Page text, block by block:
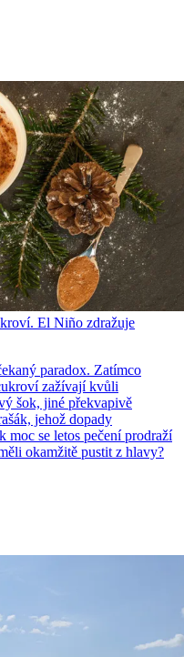
El Niño zdražuje
paradox. Zatímco
zažívají kvůli
šok, jiné překvapivě
jehož dopady
moc se letos pečení prodraží
okamžitě pustit z hlavy?